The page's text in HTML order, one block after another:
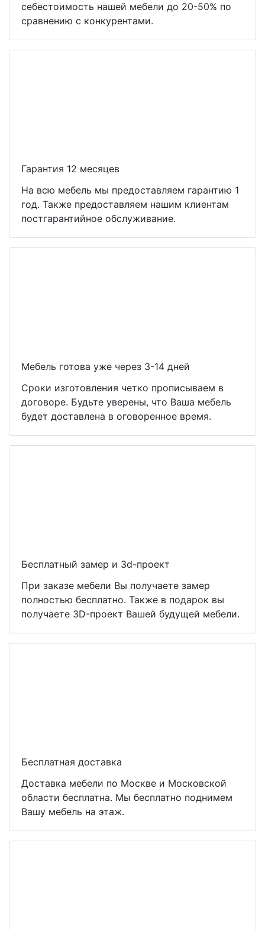
себестоимость нашей мебели до 20-50% по
сравнению с конкурентами.
Гарантия 12 месяцев
На всю мебель мы предоставляем гарантию 1
год. Также предоставляем нашим клиентам
постгарантийное обслуживание.
Мебель готова уже через 3-14 дней
Сроки изготовления четко прописываем в
договоре. Будьте уверены, что Ваша мебель
будет доставлена в оговоренное время.
Бесплатный замер и 3d-проект
При заказе мебели Вы получаете замер
полностью бесплатно. Также в подарок вы
получаете 3D-проект Вашей будущей мебели.
Бесплатная доставка
Доставка мебели по Москве и Московской
области бесплатна. Мы бесплатно поднимем
Вашу мебель на этаж.